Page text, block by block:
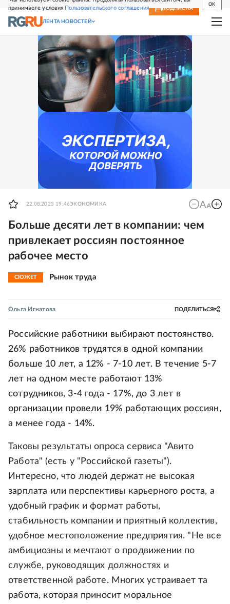
принимаете условия Пользовательского соглашения
OK
СВЕЖИЙ НОМЕР ПОДПИСКА
ЛЕНТА НОВОСТЕЙ
22.08.2023 19:46ЭКОНОМИКА
Больше десяти лет в компании: чем
привлекает россиян постоянное
рабочее место
СЮЖЕТ Рынок труда
Ольга Игнатова ПОДЕЛИТЬСЯ
Российские работники выбирают постоянство.
26% работников трудятся в одной компании
больше 10 лет, а 12% - 7-10 лет. В течение 5-7
лет на одном месте работают 13%
сотрудников, 3-4 года - 17%, до 3 лет в
организации провели 19% работающих россиян,
а менее года - 14%.
Таковы результаты опроса сервиса "Авито
Работа" (есть у "Российской газеты").
Интересно, что людей держат не высокая
зарплата или перспективы карьерного роста, а
удобный график и формат работы,
стабильность компании и приятный коллектив,
удобное местоположение предприятия. "Не все
амбициозны и мечтают о продвижении по
службе, руководящих должностях и
ответственной работе. Многих устраивает та
работа, которая приносит моральное